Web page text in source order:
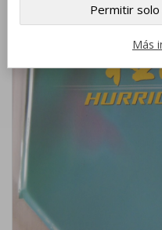
Permitir solo
Más